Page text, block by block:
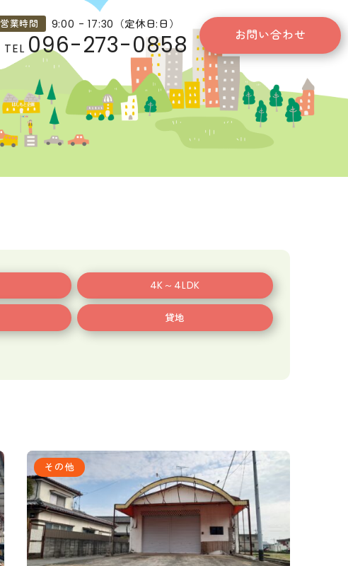
営業時間 9:00 - 17:30（定休日:日）
TEL 096-273-0858 お問い合わせ
4K～4LDK
貸地
その他